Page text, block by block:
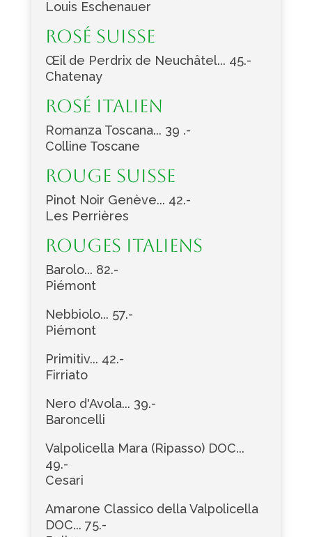
Louis Eschenauer
Rosé Suisse
Œil de Perdrix de Neuchâtel... 45.-
Chatenay
Rosé Italien
Romanza Toscana... 39 .-
Colline Toscane
Rouge Suisse
Pinot Noir Genève... 42.-
Les Perrières
Rouges Italiens
Barolo... 82.-
Piémont
Nebbiolo... 57.-
Piémont
Primitiv... 42.-
Firriato
Nero d'Avola... 39.-
Baroncelli
Valpolicella Mara (Ripasso) DOC...
49.-
Cesari
Amarone Classico della Valpolicella
DOC... 75.-